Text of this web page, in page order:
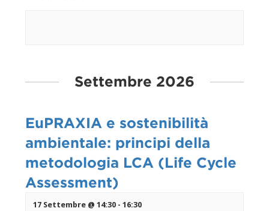
NavigazioneSettembre 2026
EuPRAXIA e sostenibilità
ambientale: principi della
metodologia LCA (Life Cycle
Assessment)
17 Settembre @ 14:30 -16:30